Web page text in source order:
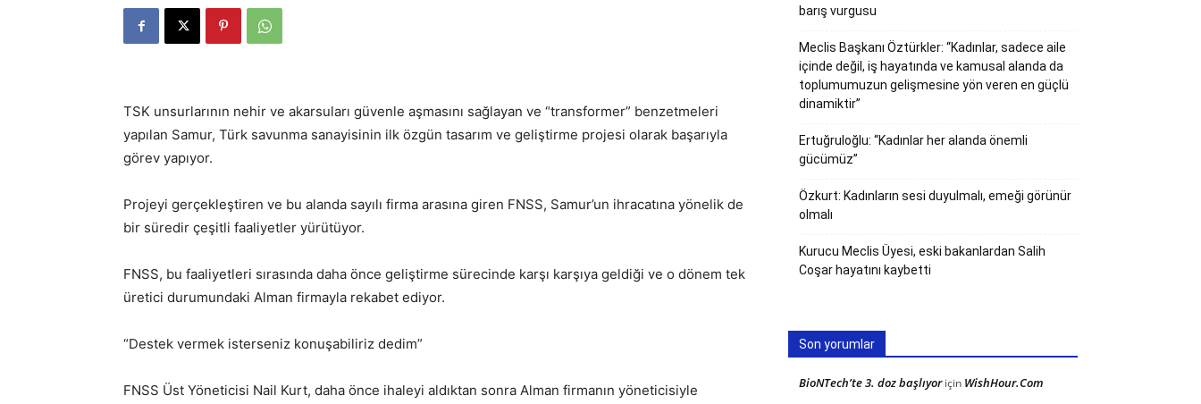
TSK unsurlarının nehir ve akarsuları güvenle aşmasını sağlayan ve “transformer” benzetmeleri
yapılan Samur, Türk savunma sanayisinin ilk özgün tasarım ve geliştirme projesi olarak başarıyla
görev yapıyor.
Projeyi gerçekleştiren ve bu alanda sayılı firma arasına giren FNSS, Samur’un ihracatına yönelik de
bir süredir çeşitli faaliyetler yürütüyor.
FNSS, bu faaliyetleri sırasında daha önce geliştirme sürecinde karşı karşıya geldiği ve o dönem tek
üretici durumundaki Alman firmayla rekabet ediyor.
“Destek vermek isterseniz konuşabiliriz dedim”
FNSS Üst Yöneticisi Nail Kurt, daha önce ihaleyi aldıktan sonra Alman firmanın yöneticisiyle
barış vurgusu
Meclis Başkanı Öztürkler: “Kadınlar, sadece aile
içinde değil, iş hayatında ve kamusal alanda da
toplumumuzun gelişmesine yön veren en güçlü
dinamiktir”
Ertuğruloğlu: “Kadınlar her alanda önemli
gücümüz”
Özkurt: Kadınların sesi duyulmalı, emeği görünür
olmalı
Kurucu Meclis Üyesi, eski bakanlardan Salih
Coşar hayatını kaybetti
Son yorumlar
BioNTech’te 3. doz başlıyoriçin WishHour.Com